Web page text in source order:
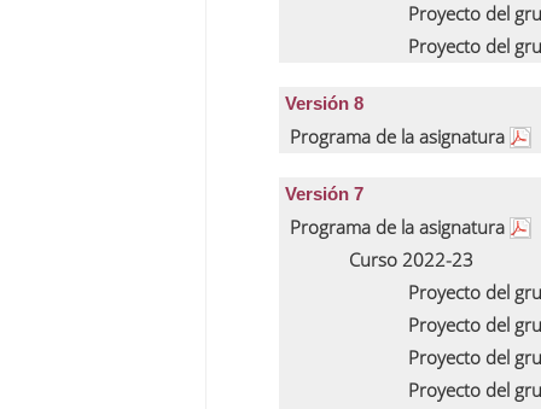
Proyecto del
Proyecto del
Versión 8
Programa de la asignatura
Versión 7
Programa de la asignatura
Curso 2022-23
Proyecto del
Proyecto del
Proyecto del
Proyecto del